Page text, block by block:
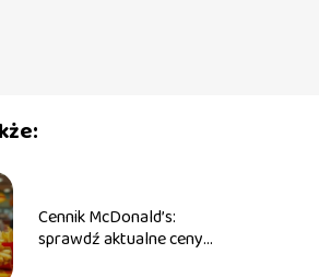
Cennik McDonald’s:
sprawdź aktualne ceny i